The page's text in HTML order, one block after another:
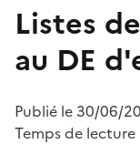
Listes
au DE
Publié le 30/06/
Temps de lecture